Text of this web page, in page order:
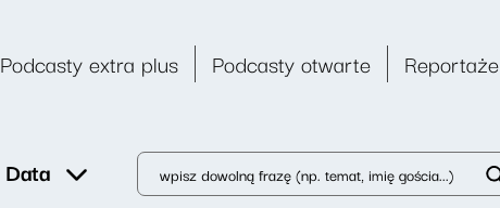
Podcasty extra plus Podcasty otwarte Reportaże
Data